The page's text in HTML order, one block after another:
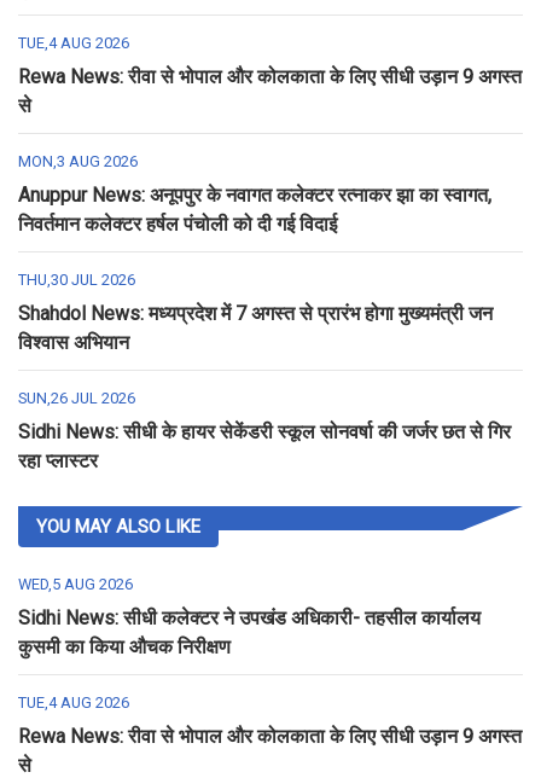
TUE,4 AUG 2026
Rewa News: रीवा से भोपाल और कोलकाता के लिए सीधी उड़ान 9 अगस्त
से
MON,3 AUG 2026
Anuppur News: अनूपपुर के नवागत कलेक्टर रत्नाकर झा का स्वागत,
निवर्तमान कलेक्टर हर्षल पंचोली को दी गई विदाई
THU,30 JUL 2026
Shahdol News: मध्यप्रदेश में 7 अगस्त से प्रारंभ होगा मुख्यमंत्री जन
विश्वास अभियान
SUN,26 JUL 2026
Sidhi News: सीधी के हायर सेकेंडरी स्कूल सोनवर्षा की जर्जर छत से गिर
रहा प्लास्टर
YOU MAY ALSO LIKE
WED,5 AUG 2026
Sidhi News: सीधी कलेक्टर ने उपखंड अधिकारी- तहसील कार्यालय
कुसमी का किया औचक निरीक्षण
TUE,4 AUG 2026
Rewa News: रीवा से भोपाल और कोलकाता के लिए सीधी उड़ान 9 अगस्त
से